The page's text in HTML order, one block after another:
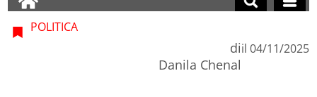
POLITICA
di
Danila Chenal
il 04/11/2025